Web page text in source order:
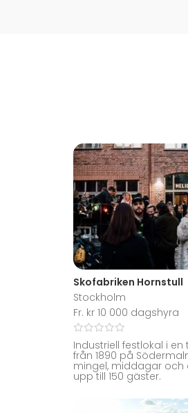
Skofabriken Hornstull
Stockholm
Fr. kr 10 000 dagshyra
Industriell festlokal i
från 1890 på
mingel, middagar och
upp till 150 gäster.